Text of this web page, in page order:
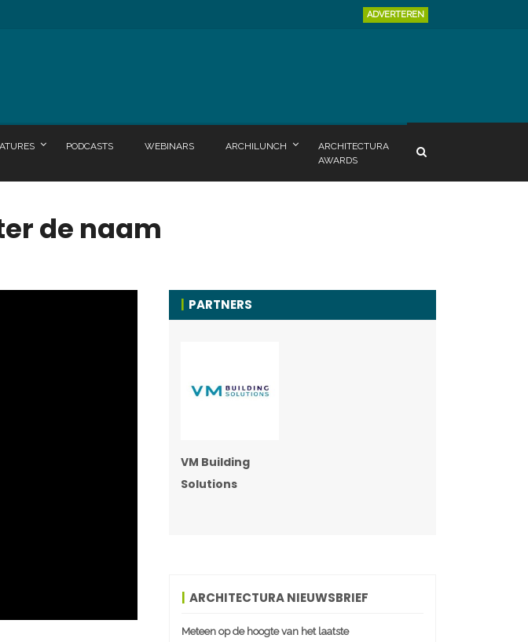
ADVERTEREN
PODCASTS WEBINARS ARCHILUNCH
ARCHITECTURA
AWARDS
de naam
PARTNERS
VM Building
Solutions
ARCHITECTURA NIEUWSBRIEF
Meteen op de hoogte van het laatste